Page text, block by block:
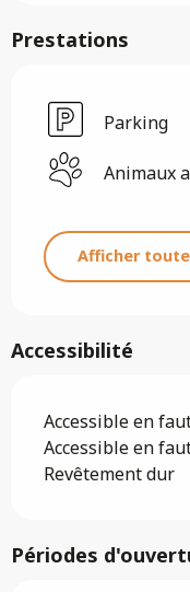
Prestations
Parking
Animaux
Afficher
Accessibilité
Accessible en
Accessible en
Revêtement dur
Périodes